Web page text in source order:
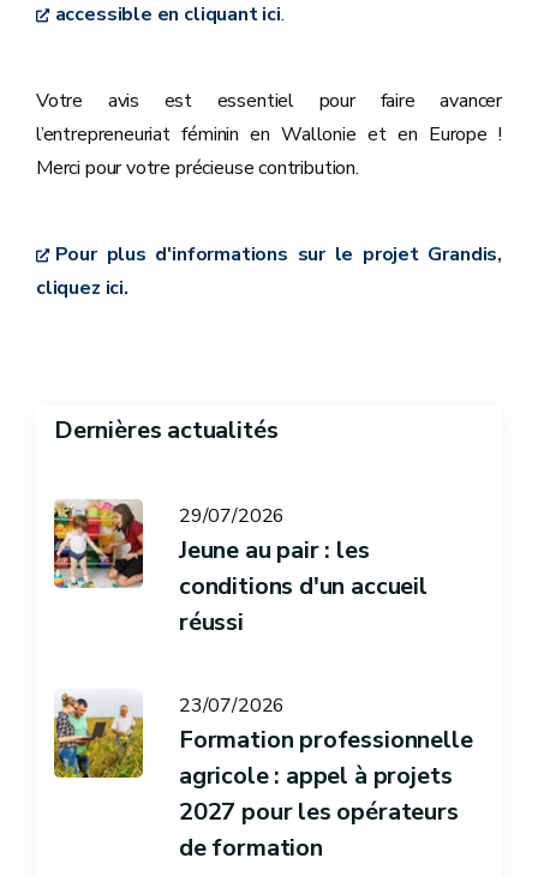
accessible en cliquant ici.
Votre avis est essentiel pour faire avancer
l’entrepreneuriat féminin en Wallonie et en Europe !
Merci pour votre précieuse contribution.
Pour plus d'informations sur le projet Grandis,
cliquez ici.
Dernières actualités
29/07/2026
Jeune au pair : les
conditions d'un accueil
réussi
23/07/2026
Formation professionnelle
agricole : appel à projets
2027 pour les opérateurs
de formation